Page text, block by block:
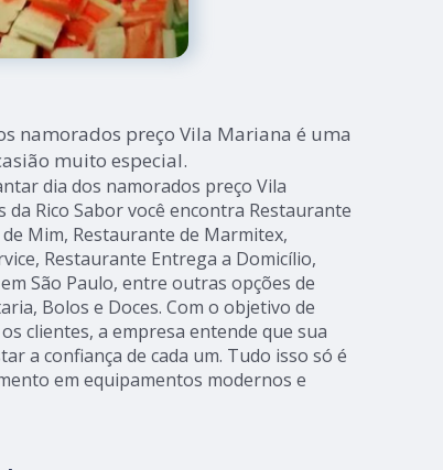
namorados preço Vila Mariana é uma
muito especial.
dia dos namorados preço Vila
da Rico Sabor você encontra Restaurante
Mim, Restaurante de Marmitex,
Restaurante Entrega a Domicílio,
São Paulo, entre outras opções de
Bolos e Doces. Com o objetivo de
clientes, a empresa entende que sua
a confiança de cada um. Tudo isso só é
em equipamentos modernos e